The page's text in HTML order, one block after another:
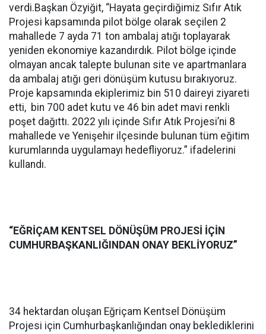
verdi.Başkan Özyiğit, “Hayata geçirdiğimiz Sıfır Atık
Projesi kapsamında pilot bölge olarak seçilen 2
mahallede 7 ayda 71 ton ambalaj atığı toplayarak
yeniden ekonomiye kazandırdık. Pilot bölge içinde
olmayan ancak talepte bulunan site ve apartmanlara
da ambalaj atığı geri dönüşüm kutusu bırakıyoruz.
Proje kapsamında ekiplerimiz bin 510 daireyi ziyareti
etti, bin 700 adet kutu ve 46 bin adet mavi renkli
poşet dağıttı. 2022 yılı içinde Sıfır Atık Projesi’ni 8
mahallede ve Yenişehir ilçesinde bulunan tüm eğitim
kurumlarında uygulamayı hedefliyoruz.” ifadelerini
kullandı.
“EĞRİÇAM KENTSEL DÖNÜŞÜM PROJESİ İÇİN
CUMHURBAŞKANLIĞINDAN ONAY BEKLİYORUZ”
34 hektardan oluşan Eğriçam Kentsel Dönüşüm
Projesi için Cumhurbaşkanlığından onay beklediklerini